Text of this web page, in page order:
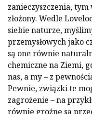
zanieczyszczenia,
złożony. Wedle
siebie naturze,
przemysłowych jako
są one równie
chemiczne na Ziemi,
nas, a my – z
Pewnie, związki te
zagrożenie – na
równie groźne są